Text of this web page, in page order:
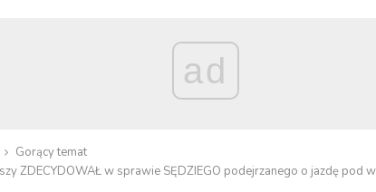
ad
Gorący temat
ZDECYDOWAŁ w sprawie SĘDZIEGO podejrzanego o jazdę pod